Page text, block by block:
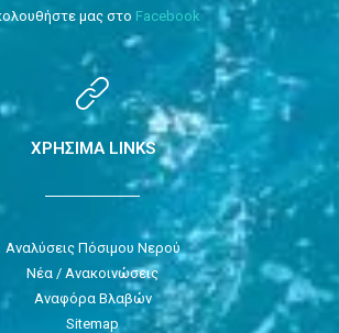
μας στο Facebook
ΧΡΗΣΙΜΑ LINKS
Αναλύσεις Πόσιμου Νερού
Νέα / Ανακοινώσεις
Αναφόρα Βλαβών
Sitemap